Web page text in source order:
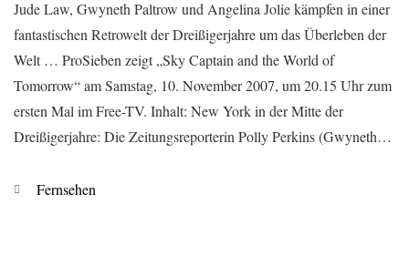
Jude Law, Gwyneth Paltrow und Angelina Jolie kämpfen in einer
fantastischen Retrowelt der Dreißigerjahre um das Überleben der
Welt … ProSieben zeigt „Sky Captain and the World of
Tomorrow“ am Samstag, 10. November 2007, um 20.15 Uhr zum
ersten Mal im Free-TV. Inhalt: New York in der Mitte der
Dreißigerjahre: Die Zeitungsreporterin Polly Perkins (Gwyneth…
Kategorien
Fernsehen